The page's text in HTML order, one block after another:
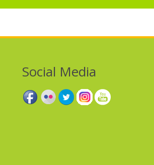
Social Media